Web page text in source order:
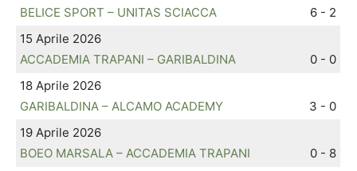
BELICE SPORT – UNITAS SCIACCA
6 - 2
15 Aprile 2026
ACCADEMIA TRAPANI – GARIBALDINA
0 - 0
18 Aprile 2026
GARIBALDINA – ALCAMO ACADEMY
3 - 0
19 Aprile 2026
BOEO MARSALA – ACCADEMIA TRAPANI
0 - 8